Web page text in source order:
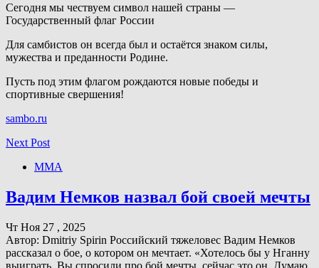
Сегодня мы чествуем символ нашей страны —
Государственный флаг России
Для самбистов он всегда был и остаётся знаком силы,
мужества и преданности Родине.
Пусть под этим флагом рождаются новые победы и
спортивные свершения!
sambo.ru
Next Post
ММА
Вадим Немков назвал бой своей мечты
Чт Ноя 27 , 2025
Автор: Dmitriy Spirin Российский тяжеловес Вадим Немков
рассказал о бое, о котором он мечтает. «Хотелось бы у Нганну
выиграть. Вы спросили про бой мечты, сейчас это он. Думаю,